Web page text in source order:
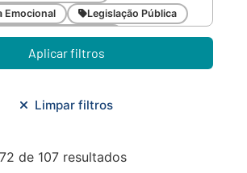
Emocional
Legislação Pública
e Sustentabilidade
Ágeis
Orçamento e Finanças
Urbano/Mobilidade
Aplicar filtros
Limpar filtros
de 107 resultados